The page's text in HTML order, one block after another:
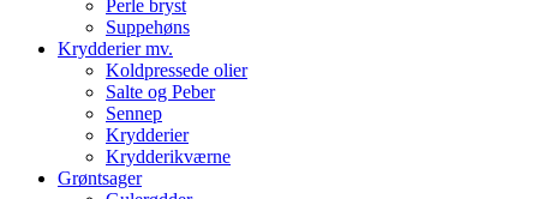
Perle bryst
Suppehøns
Krydderier mv.
Koldpressede olier
Salte og Peber
Sennep
Krydderier
Krydderikværne
Grøntsager